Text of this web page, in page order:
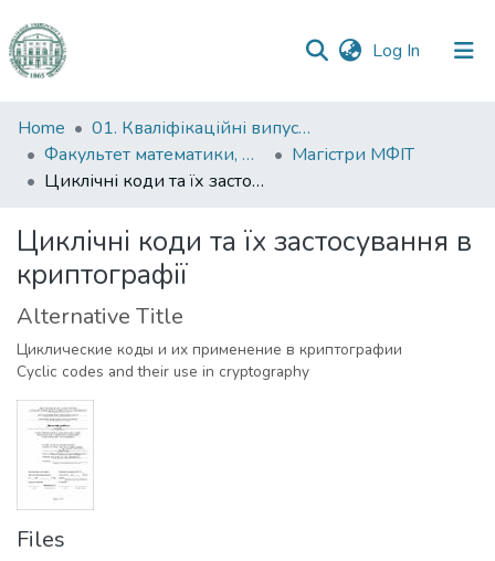
Log In (current)
Communities
&
Collections
Statistics
Home
01. Кваліфікаційні випускні роботи здобувачів вищої освіти
Факультет математики, фізики та інформаційних технологій
Магістри МФІТ
Циклічні коди та їх застосування в криптографії
Циклічні коди та їх застосування в
криптографії
Alternative Title
Циклические коды и их применение в криптографии
Cyclic codes and their use in cryptography
Files